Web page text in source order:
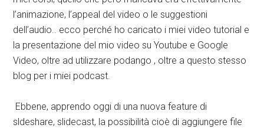
l’animazione, l’appeal del video o le suggestioni
dell’audio.. ecco perché ho caricato i miei video tutorial e
la presentazione del mio video su Youtube e Google
Video, oltre ad utilizzare podango , oltre a questo stesso
blog per i miei podcast.
Ebbene, apprendo oggi di una nuova feature di
sldeshare, slidecast, la possibilità cioè di aggiungere file